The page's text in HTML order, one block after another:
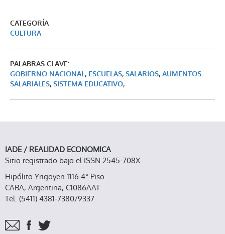
CATEGORÍA
CULTURA
PALABRAS CLAVE:
GOBIERNO NACIONAL, ESCUELAS, SALARIOS, AUMENTOS
SALARIALES, SISTEMA EDUCATIVO,
IADE / REALIDAD ECONOMICA
Sitio registrado bajo el ISSN 2545-708X
Hipólito Yrigoyen 1116 4° Piso
CABA, Argentina, C1086AAT
Tel. (5411) 4381-7380/9337